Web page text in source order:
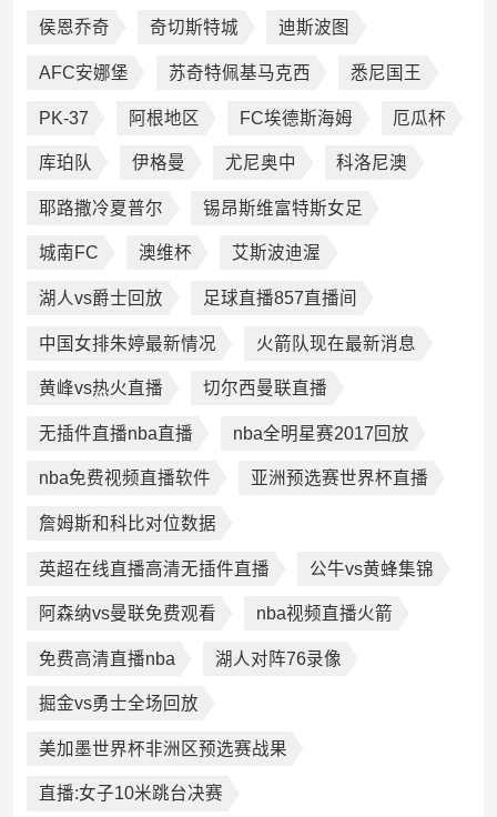
侯恩乔奇 奇切斯特城 迪斯波图
AFC安娜堡 苏奇特佩基马克西 悉尼国王
PK-37 阿根地区 FC埃德斯海姆 厄瓜杯
库珀队 伊格曼 尤尼奥中 科洛尼澳
耶路撒冷夏普尔 锡昂斯维富特斯女足
城南FC 澳维杯 艾斯波迪渥
湖人vs爵士回放 足球直播857直播间
中国女排朱婷最新情况 火箭队现在最新消息
黄峰vs热火直播 切尔西曼联直播
无插件直播nba直播 nba全明星赛2017回放
nba免费视频直播软件 亚洲预选赛世界杯直播
詹姆斯和科比对位数据
英超在线直播高清无插件直播 公牛vs黄蜂集锦
阿森纳vs曼联免费观看 nba视频直播火箭
免费高清直播nba 湖人对阵76录像
掘金vs勇士全场回放
美加墨世界杯非洲区预选赛战果
直播:女子10米跳台决赛